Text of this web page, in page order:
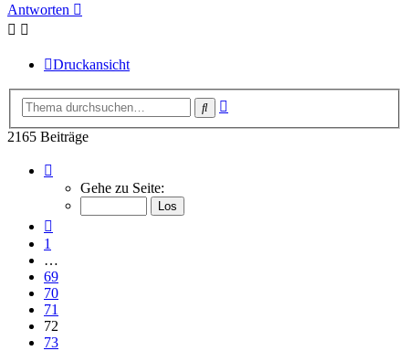
Antworten
Druckansicht
Suche
2165 Beiträge
72
von
Gehe zu Seite:
1
…
69
70
71
72
73